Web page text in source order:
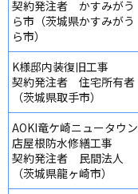
契約発注者 かすみがう
ら市（茨城県かすみがう
ら市）
K様邸内装復旧工事
契約発注者 住宅所有者
（茨城県取手市）
AOKI竜ケ崎ニュータウン
店屋根防水修繕工事
契約発注者 民間法人
（茨城県龍ヶ崎市）